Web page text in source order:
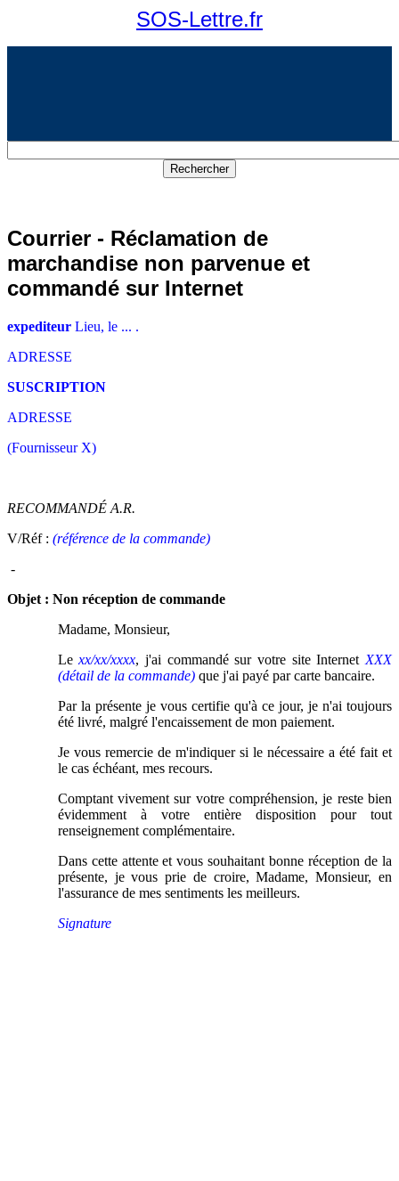
SOS-Lettre.fr
Courrier - Réclamation de
marchandise non parvenue et
commandé sur Internet
expediteur Lieu, le ... .
ADRESSE
SUSCRIPTION
ADRESSE
(Fournisseur X)
RECOMMANDÉ A.R.
V/Réf : (référence de la commande)
-
Objet : Non réception de commande
Madame, Monsieur,
Lexx/xx/xxxx, j'ai commandé sur votre site Internet XXX
(détail de la commande)que j'ai payé par carte bancaire.
Par la présente je vous certifie qu'à ce jour, je n'ai toujours
été livré, malgré l'encaissement de mon paiement.
Je vous remercie de m'indiquer si le nécessaire a été fait et
le cas échéant, mes recours.
Comptant vivement sur votre compréhension, je reste bien
évidemment à votre entière disposition pour tout
renseignement complémentaire.
Dans cette attente et vous souhaitant bonne réception de la
présente, je vous prie de croire, Madame, Monsieur, en
l'assurance de mes sentiments les meilleurs.
Signature